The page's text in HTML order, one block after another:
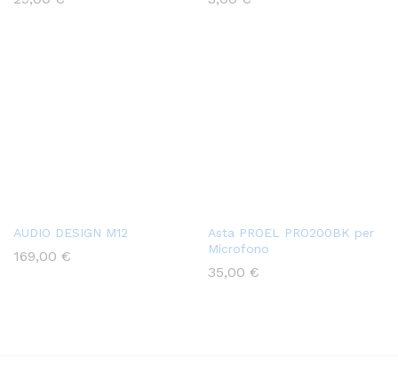
AUDIO DESIGN M12
169,00 €
Asta PROEL PRO200BK per
Microfono
35,00 €